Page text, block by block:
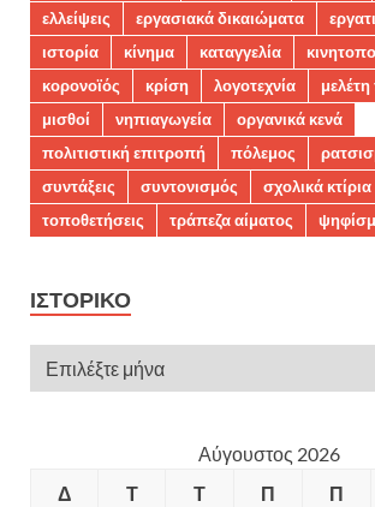
ελλείψεις
εργασιακά δικαιώματα
ιστορία
κίνημα καταγγελία
κορονοϊός
κρίση λογοτεχνία
μισθοί
νηπιαγωγεία
οργανικά κενά
πολιτιστική επιτροπή
πόλεμος
συντάξεις
συντονισμός σχολικά κτίρια
τοποθετήσεις
τράπεζα αίματος
ΙΣΤΟΡΙΚΌ
Αύγουστος 2026
Δ
Τ Τ Π Π